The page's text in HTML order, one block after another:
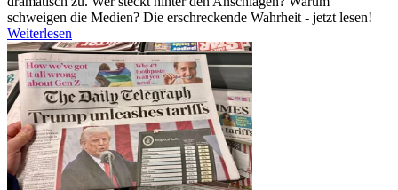
schweigen die Medien? Die erschreckende Wahrheit - jetzt lesen!
Weiterlesen